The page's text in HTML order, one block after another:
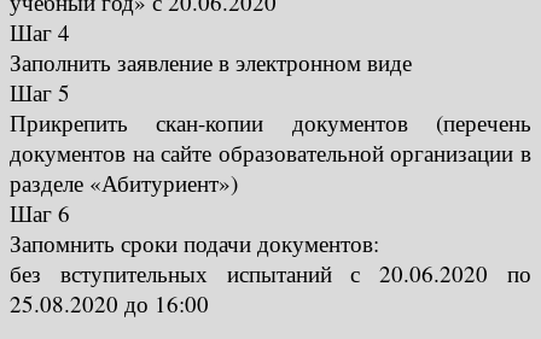
Шаг 4
Заполнить заявление в электронном виде
Шаг 5
Прикрепить скан-копии документов (перечень
документов на сайте образовательной организации в
разделе «Абитуриент»)
Шаг 6
Запомнить сроки подачи документов:
без вступительных испытаний с 20.06.2020 по
25.08.2020 до 16:00